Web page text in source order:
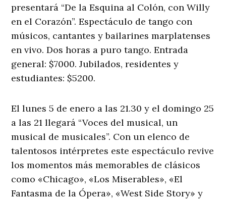
presentará “De la Esquina al Colón, con Willy
en el Corazón”. Espectáculo de tango con
músicos, cantantes y bailarines marplatenses
en vivo. Dos horas a puro tango. Entrada
general: $7000. Jubilados, residentes y
estudiantes: $5200.
El lunes 5 de enero a las 21.30 y el domingo 25
a las 21 llegará “Voces del musical, un
musical de musicales”. Con un elenco de
talentosos intérpretes este espectáculo revive
los momentos más memorables de clásicos
como «Chicago», «Los Miserables», «El
Fantasma de la Ópera», «West Side Story» y